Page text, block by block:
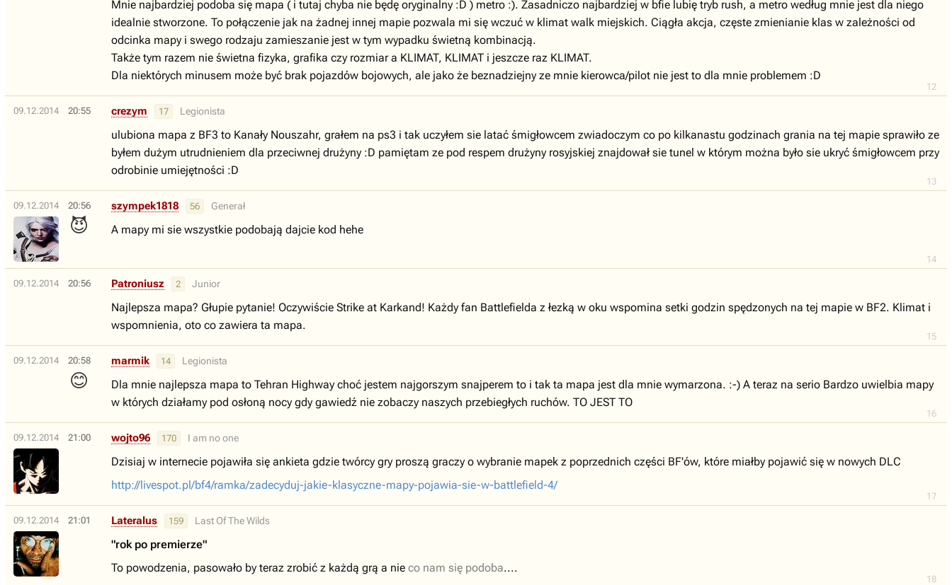
12
Mnie najbardziej podoba się mapa ( i tutaj chyba nie będę oryginalny :D ) metro :). Zasadniczo najbardziej w bfie lubię tryb rush, a metro według mnie jest dla niego
idealnie stworzone. To połączenie jak na żadnej innej mapie pozwala mi się wczuć w klimat walk miejskich. Ciągła akcja, częste zmienianie klas w zależności od
odcinka mapy i swego rodzaju zamieszanie jest w tym wypadku świetną kombinacją.
Także tym razem nie świetna fizyka, grafika czy rozmiar a KLIMAT, KLIMAT i jeszcze raz KLIMAT.
Dla niektórych minusem może być brak pojazdów bojowych, ale jako że beznadziejny ze mnie kierowca/pilot nie jest to dla mnie problemem :D
09.12.2014 20:55
13
crezym 17 Legionista
ulubiona mapa z BF3 to Kanały Nouszahr, grałem na ps3 i tak uczyłem sie latać śmigłowcem zwiadoczym co po kilkanastu godzinach grania na tej mapie sprawiło ze
byłem dużym utrudnieniem dla przeciwnej drużyny :D pamiętam ze pod respem drużyny rosyjskiej znajdował sie tunel w którym można było sie ukryć śmigłowcem przy
odrobinie umiejętności :D
09.12.2014 20:56
😈
14
szympek1818 56 Generał
A mapy mi sie wszystkie podobają dajcie kod hehe
09.12.2014 20:56
15
Patroniusz 2 Junior
Najlepsza mapa? Głupie pytanie! Oczywiście Strike at Karkand! Każdy fan Battlefielda z łezką w oku wspomina setki godzin spędzonych na tej mapie w BF2. Klimat i
wspomnienia, oto co zawiera ta mapa.
09.12.2014 20:58
😊
16
marmik 14 Legionista
Dla mnie najlepsza mapa to Tehran Highway choć jestem najgorszym snajperem to i tak ta mapa jest dla mnie wymarzona. :-) A teraz na serio Bardzo uwielbia mapy
w których działamy pod osłoną nocy gdy gawiedź nie zobaczy naszych przebiegłych ruchów. TO JEST TO
09.12.2014 21:00
17
wojto96 170 I am no one
Dzisiaj w internecie pojawiła się ankieta gdzie twórcy gry proszą graczy o wybranie mapek z poprzednich części BF'ów, które miałby pojawić się w nowych DLC
http://livespot.pl/bf4/ramka/zadecyduj-jakie-klasyczne-mapy-pojawia-sie-w-battlefield-4/
09.12.2014 21:01
18
Lateralus 159 Last Of The Wilds
"rok po premierze"
To powodzenia, pasowało by teraz zrobić z każdą grą a nie co nam się podoba....